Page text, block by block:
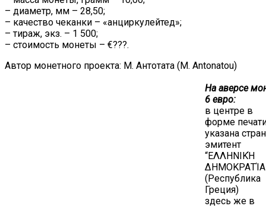
– диаметр, мм – 28,50;
– качество чеканки – «анциркулейтед»;
– тираж, экз. – 1 500;
– стоимость монеты – €???.
Автор монетного проекта: М. Антотата (M. Antonatou)
На аверсе
6 евро:
в центре в
форме
указана
эмитент
“ΕΛΛΗΝΙΚΉ
(Республика
Греция)
здесь же в